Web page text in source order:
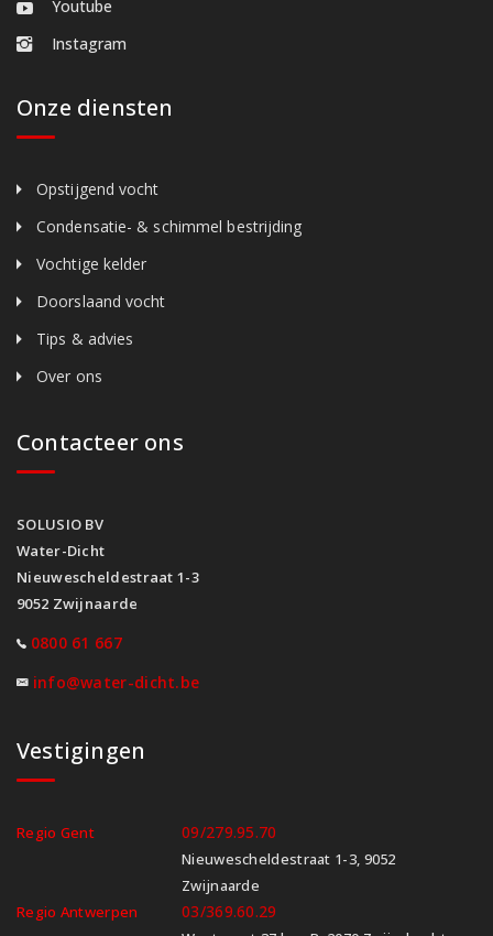
Youtube
Instagram
Onze diensten
Opstijgend vocht
Condensatie- & schimmel bestrijding
Vochtige kelder
Doorslaand vocht
Tips & advies
Over ons
Contacteer ons
SOLUSIO BV
Water-Dicht
Nieuwescheldestraat 1-3
9052 Zwijnaarde
0800 61 667
info@water-dicht.be
Vestigingen
Regio Gent 09/279.95.70
Nieuwescheldestraat 1-3, 9052
Zwijnaarde
Regio Antwerpen
03/369.60.29